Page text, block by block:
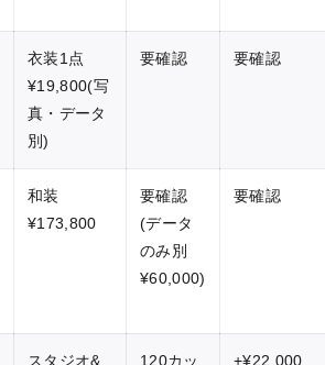
衣装1点
¥19,800(写
真・データ
別)
要確認 要確認
和装
¥173,800
要確認
(データ
のみ別
¥60,000)
要確認
スタジオ&
120カッ
+¥22,000